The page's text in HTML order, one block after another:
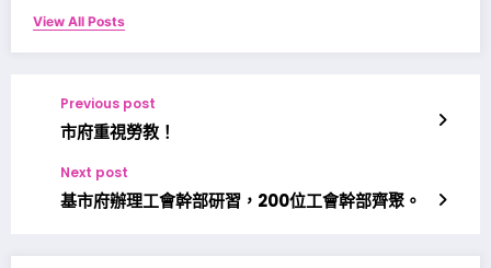
View All Posts
Previous post
市府重視勞教！
Next post
基市府辦理工會幹部研習，200位工會幹部齊聚。